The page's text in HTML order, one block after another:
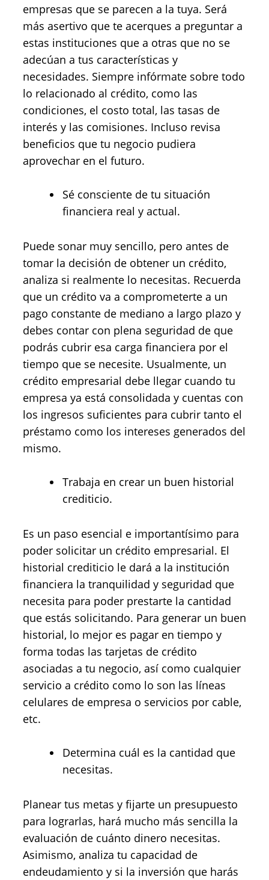
empresas que se parecen a la tuya. Será
más asertivo que te acerques a preguntar a
estas instituciones que a otras que no se
adecúan a tus características y
necesidades. Siempre infórmate sobre todo
lo relacionado al crédito, como las
condiciones, el costo total, las tasas de
interés y las comisiones. Incluso revisa
beneficios que tu negocio pudiera
aprovechar en el futuro.
Sé consciente de tu situación
financiera real y actual.
Puede sonar muy sencillo, pero antes de
tomar la decisión de obtener un crédito,
analiza si realmente lo necesitas. Recuerda
que un crédito va a comprometerte a un
pago constante de mediano a largo plazo y
debes contar con plena seguridad de que
podrás cubrir esa carga financiera por el
tiempo que se necesite. Usualmente, un
crédito empresarial debe llegar cuando tu
empresa ya está consolidada y cuentas con
los ingresos suficientes para cubrir tanto el
préstamo como los intereses generados del
mismo.
Trabaja en crear un buen historial
crediticio.
Es un paso esencial e importantísimo para
poder solicitar un crédito empresarial. El
historial crediticio le dará a la institución
financiera la tranquilidad y seguridad que
necesita para poder prestarte la cantidad
que estás solicitando. Para generar un buen
historial, lo mejor es pagar en tiempo y
forma todas las tarjetas de crédito
asociadas a tu negocio, así como cualquier
servicio a crédito como lo son las líneas
celulares de empresa o servicios por cable,
etc.
Determina cuál es la cantidad que
necesitas.
Planear tus metas y fijarte un presupuesto
para lograrlas, hará mucho más sencilla la
evaluación de cuánto dinero necesitas.
Asimismo, analiza tu capacidad de
endeudamiento y si la inversión que harás